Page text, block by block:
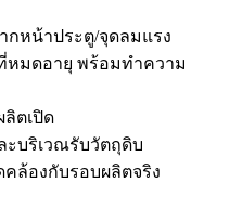
กหน้าประตู/จุดลมแรง
หมดอายุ พร้อมทำความ
ตเปิด
ะบริเวณรับวัตถุดิบ
ล้องกับรอบผลิตจริง